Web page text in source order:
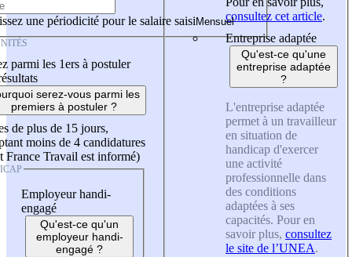
une périodicité pour le salaire saisi
parmi les 1ers à postuler
serez-vous parmi les
premiers à postuler ?
de plus de 15 jours,
moins de 4 candidatures
France Travail est informé)
Employeur handi-
engagé
Qu'est-ce qu'un
employeur handi-
engagé ?
consultez cet article.
Entreprise adaptée
Qu'est-ce qu'une
entreprise adaptée
?
L'entreprise adaptée
permet à un travailleur
en situation de
handicap d'exercer
une activité
professionnelle dans
des conditions
adaptées à ses
capacités. Pour en
savoir plus, consultez
le site de l’UNEA.